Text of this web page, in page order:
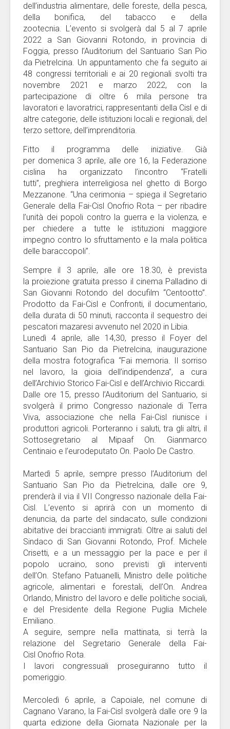
dell’industria alimentare, delle foreste, della pesca,
della bonifica, del tabacco e della
zootecnia. L’evento si svolgerà dal 5 al 7 aprile
2022 a San Giovanni Rotondo, in provincia di
Foggia, presso l’Auditorium del Santuario San Pio
da Pietrelcina. Un appuntamento che fa seguito ai
48 congressi territoriali e ai 20 regionali svolti tra
novembre 2021 e marzo 2022, con la
partecipazione di oltre 6 mila persone tra
lavoratori e lavoratrici, rappresentanti della Cisl e di
altre categorie, delle istituzioni locali e regionali, del
terzo settore, dell’imprenditoria.
Fitto il programma delle iniziative. Già
per domenica 3 aprile, alle ore 16, la Federazione
cislina ha organizzato l’incontro “Fratelli
tutti”, preghiera interreligiosa nel ghetto di Borgo
Mezzanone. “Una cerimonia – spiega il Segretario
Generale della Fai-Cisl Onofrio Rota – per ribadire
l’unità dei popoli contro la guerra e la violenza, e
per chiedere a tutte le istituzioni maggiore
impegno contro lo sfruttamento e la mala politica
delle baraccopoli”.
Sempre il 3 aprile, alle ore 18.30, è prevista
la proiezione gratuita presso il cinema Palladino di
San Giovanni Rotondo del docufilm “Centootto”.
Prodotto da Fai-Cisl e Confronti, il documentario,
della durata di 50 minuti, racconta il sequestro dei
pescatori mazaresi avvenuto nel 2020 in Libia.
Lunedì 4 aprile, alle 14,30, presso il Foyer del
Santuario San Pio da Pietrelcina, inaugurazione
della mostra fotografica “Fai memoria. Il sorriso
nel lavoro, la gioia dell’indipendenza”, a cura
dell’Archivio Storico Fai-Cisl e dell’Archivio Riccardi.
Dalle ore 15, presso l’Auditorium del Santuario, si
svolgerà il primo Congresso nazionale di Terra
Viva, associazione che nella Fai-Cisl riunisce i
produttori agricoli. Porteranno i saluti, tra gli altri, il
Sottosegretario al Mipaaf On. Gianmarco
Centinaio e l’eurodeputato On. Paolo De Castro.
Martedì 5 aprile, sempre presso l’Auditorium del
Santuario San Pio da Pietrelcina, dalle ore 9,
prenderà il via il VII Congresso nazionale della Fai-
Cisl. L’evento si aprirà con un momento di
denuncia, da parte del sindacato, sulle condizioni
abitative dei braccianti immigrati. Oltre ai saluti del
Sindaco di San Giovanni Rotondo, Prof. Michele
Crisetti, e a un messaggio per la pace e per il
popolo ucraino, sono previsti gli interventi
dell’On. Stefano Patuanelli, Ministro delle politiche
agricole, alimentari e forestali, dell’On. Andrea
Orlando, Ministro del lavoro e delle politiche sociali,
e del Presidente della Regione Puglia Michele
Emiliano.
A seguire, sempre nella mattinata, si terrà la
relazione del Segretario Generale della Fai-
Cisl Onofrio Rota.
I lavori congressuali proseguiranno tutto il
pomeriggio.
Mercoledì 6 aprile, a Capoiale, nel comune di
Cagnano Varano, la Fai-Cisl svolgerà dalle ore 9 la
quarta edizione della Giornata Nazionale per la